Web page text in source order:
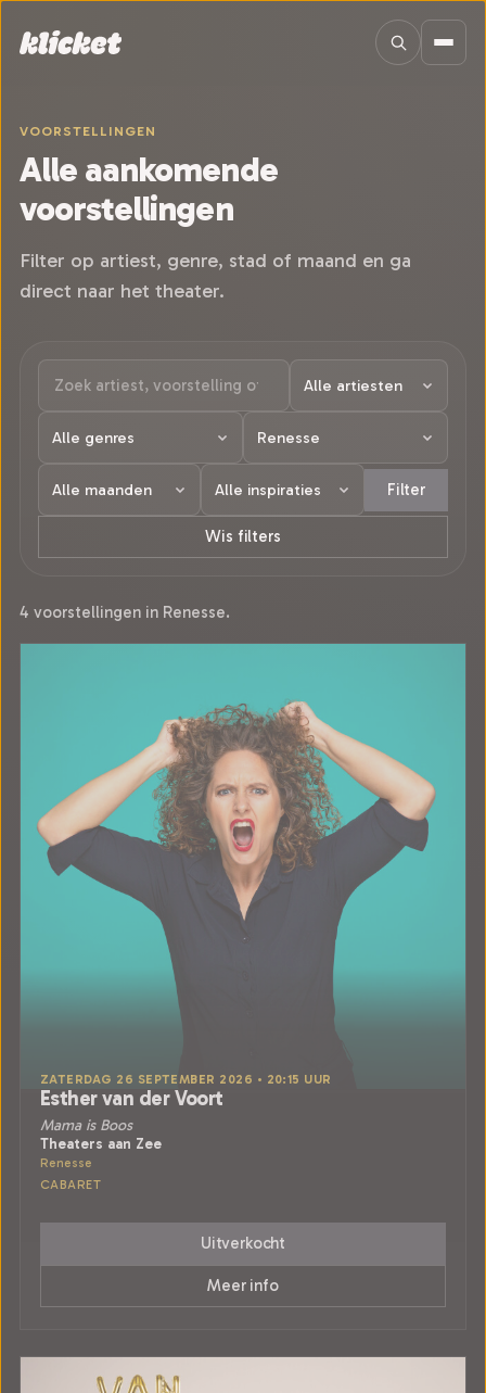
VOORSTELLINGEN
Alle aankomende
voorstellingen
Filter op artiest, genre, stad of maand en ga
direct naar het theater.
Filter
Wis filters
4 voorstellingen in Renesse.
ZATERDAG 26 SEPTEMBER 2026 • 20:15 UUR
Esther van der Voort
Mama is Boos
Theaters aan Zee
Renesse
CABARET
Uitverkocht
Meer info